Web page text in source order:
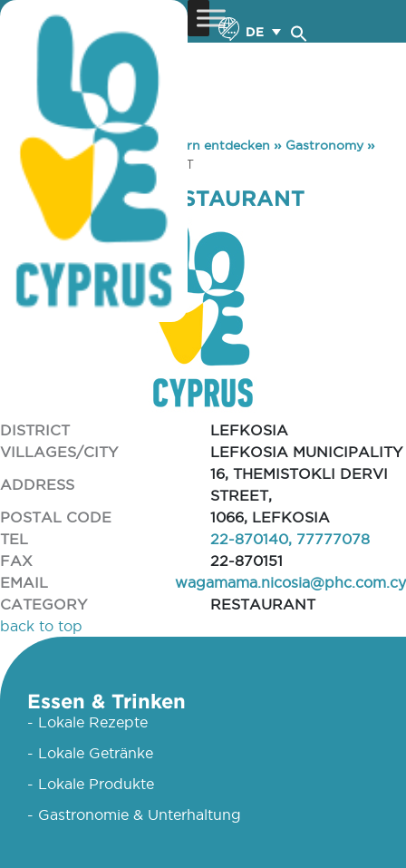
DE
You are here: Home »Zypern entdecken » Gastronomy»
WAGAMAMA RESTAURANT
WAGAMAMA RESTAURANT
DISTRICT
LEFKOSIA
VILLAGES/CITY
LEFKOSIA MUNICIPALITY
ADDRESS
16, THEMISTOKLI DERVI
STREET,
POSTAL CODE
1066, LEFKOSIA
TEL
22-870140, 77777078
FAX
22-870151
EMAIL
wagamama.nicosia@phc.com.cy
CATEGORY
RESTAURANT
back to top
Essen & Trinken
- Lokale Rezepte
- Lokale Getränke
- Lokale Produkte
- Gastronomie & Unterhaltung